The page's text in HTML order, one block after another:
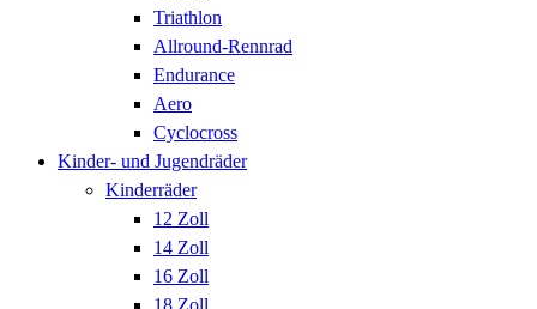
Triathlon
Allround-Rennrad
Endurance
Aero
Cyclocross
Kinder- und Jugendräder
Kinderräder
12 Zoll
14 Zoll
16 Zoll
18 Zoll